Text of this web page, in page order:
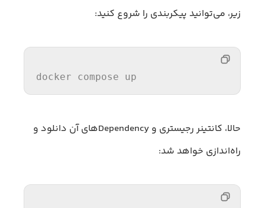
زیر، می‌توانید پیکربندی را شروع کنید:
docker compose up
حالا، کانتینر رجیستری و Dependency‌های آن دانلود و
راه‌اندازی خواهد شد: